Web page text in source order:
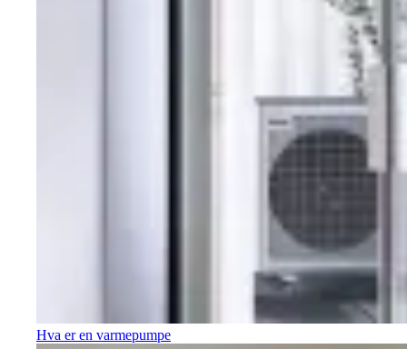
Hva er en varmepumpe